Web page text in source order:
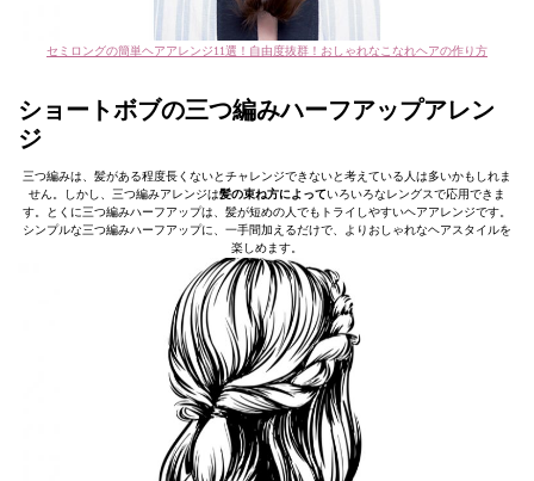
セミロングの簡単ヘアアレンジ11選！自由度抜群！おしゃれなこなれヘアの作り方
ショートボブの三つ編みハーフアップアレン
ジ
三つ編みは、髪がある程度長くないとチャレンジできないと考えている人は多いかもしれま
せん。しかし、三つ編みアレンジは髪の束ね方によっていろいろなレングスで応用できま
す。とくに三つ編みハーフアップは、髪が短めの人でもトライしやすいヘアアレンジです。
シンプルな三つ編みハーフアップに、一手間加えるだけで、よりおしゃれなヘアスタイルを
楽しめます。